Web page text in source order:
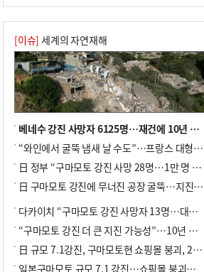
10 [2026 부산청소년극지체험탐험대 현장르
포] 2회 : 하늘에서 만난 얼음의 나라
[이슈] 세계의 자연재해
베네수 강진 사망자 6125명…재건에 10년 이상 걸릴수도
“와인에서 굴뚝 냄새 날 수도”…프랑스 대형 산불에 보르도 와인 품질 위협
日 정부 “구마모토 강진 사망 28명…1만 명 대피”
日 구마모토 강진에 무너진 공장 굴뚝…지진 사망자 최소 13명
다카이치 “구마모토 강진 사망자 13명…대규모 피해 확인”
“구마모토 강진 더 큰 지진 가능성”…10년 전 지진에 단층 재활성
日 규모 7.1강진, 구마모토현 쇼핑몰 붕괴, 2명 사망
일본구마모토 규모 7.1 강진…쇼핑몰 붕괴로 직원 20여 명 갇힌 듯